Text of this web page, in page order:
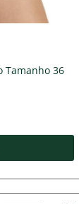
Tamanho 36